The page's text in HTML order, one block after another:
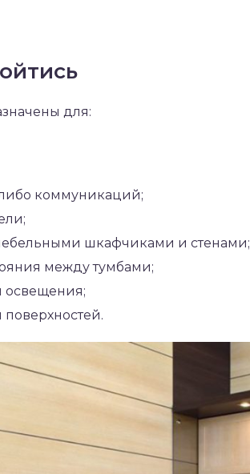
для:
коммуникаций;
шкафчиками и стенами;
между тумбами;
освещения;